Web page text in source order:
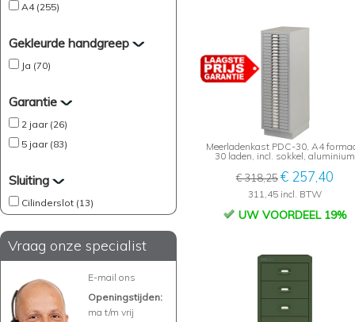
A4 (255)
Gekleurde handgreep
Ja (70)
Garantie
2 jaar (26)
5 jaar (83)
Sluiting
Cilinderslot (13)
Vraag onze specialist
E-mail ons
Openingstijden:
ma t/m vrij
Meerladenkast PDC-30, A4
30 laden, incl. sokkel, aluminium
€ 318,25€ 257,40
311,45 incl. BTW
UW VOORDEEL 19%